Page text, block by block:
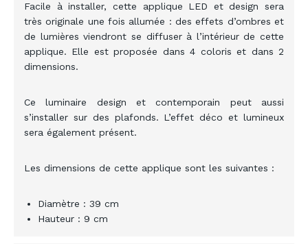
Facile à installer, cette applique LED et design sera
très originale une fois allumée : des effets d’ombres et
de lumières viendront se diffuser à l’intérieur de cette
applique. Elle est proposée dans 4 coloris et dans 2
dimensions.
Ce luminaire design et contemporain peut aussi
s’installer sur des plafonds. L’effet déco et lumineux
sera également présent.
Les dimensions de cette applique sont les suivantes :
Diamètre : 39 cm
Hauteur : 9 cm